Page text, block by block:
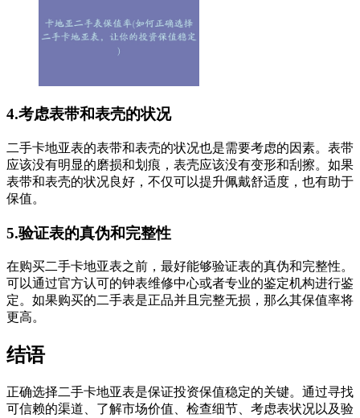
4.考虑表带和表壳的状况
二手卡地亚表的表带和表壳的状况也是需要考虑的因素。表带
应该没有明显的磨损和划痕，表壳应该没有变形和刮擦。如果
表带和表壳的状况良好，不仅可以提升佩戴舒适度，也有助于
保值。
5.验证表的真伪和完整性
在购买二手卡地亚表之前，最好能够验证表的真伪和完整性。
可以通过官方认可的钟表维修中心或者专业的鉴定机构进行鉴
定。如果购买的二手表是正品并且完整无损，那么其保值率将
更高。
结语
正确选择二手卡地亚表是保证投资保值稳定的关键。通过寻找
可信赖的渠道、了解市场价值、检查细节、考虑表状况以及验